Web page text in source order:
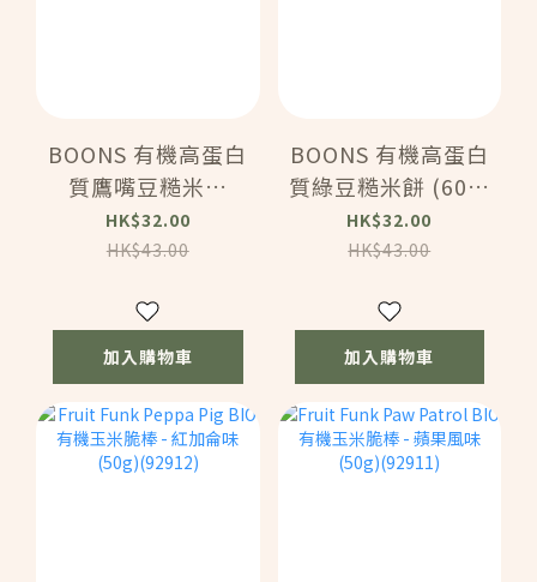
BOONS 有機高蛋白
質鷹嘴豆糙米餅
(60g) (163311)
HK$32.00
HK$43.00
加入購物車
BOONS 有機高蛋白
質綠豆糙米餅 (60g)
(163310)
HK$32.00
HK$43.00
加入購物車